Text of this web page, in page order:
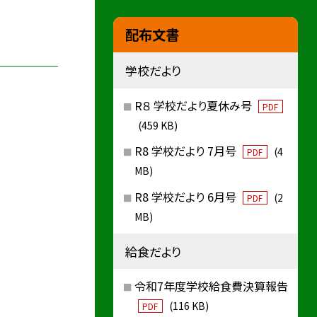
配布文書
学校だより
R８ 学校だより夏休み号 PDF
(459 KB)
R8 学校だより 7月号 PDF
(4
MB)
R8 学校だより 6月号 PDF
(2
MB)
給食だより
令和7年度学校給食費決算報告
PDF (116 KB)